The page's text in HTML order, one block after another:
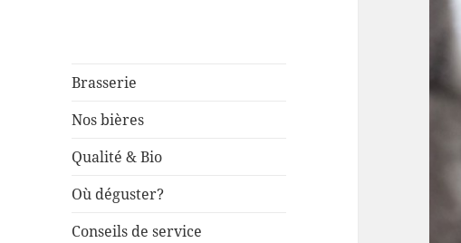
Brasserie
Nos bières
Qualité & Bio
Où déguster?
Conseils de service